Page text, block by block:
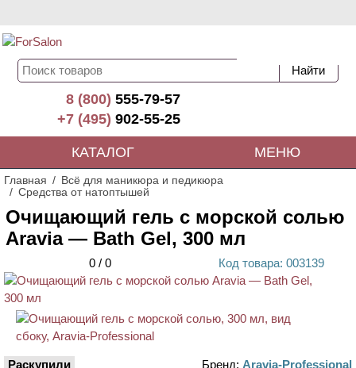
8 (800)555-79-57
+7 (495)902-55-25
КАТАЛОГ МЕНЮ
Главная
Всё для маникюра и педикюра
Средства от натоптышей
Очищающий гель с морской солью
Aravia — Bath Gel, 300 мл
0 / 0 Код товара: 003139
Раскупили Бренд: Aravia-Professional